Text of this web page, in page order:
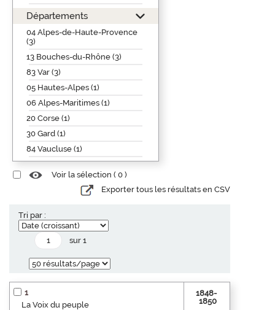
Départements
04 Alpes-de-Haute-Provence
(3)
13 Bouches-du-Rhône (3)
83 Var (3)
05 Hautes-Alpes (1)
06 Alpes-Maritimes (1)
20 Corse (1)
30 Gard (1)
84 Vaucluse (1)
Voir la sélection ( 0 )
Exporter tous les résultats en CSV
Tri par :
sur 1
1
La Voix du peuple
1848-
1850